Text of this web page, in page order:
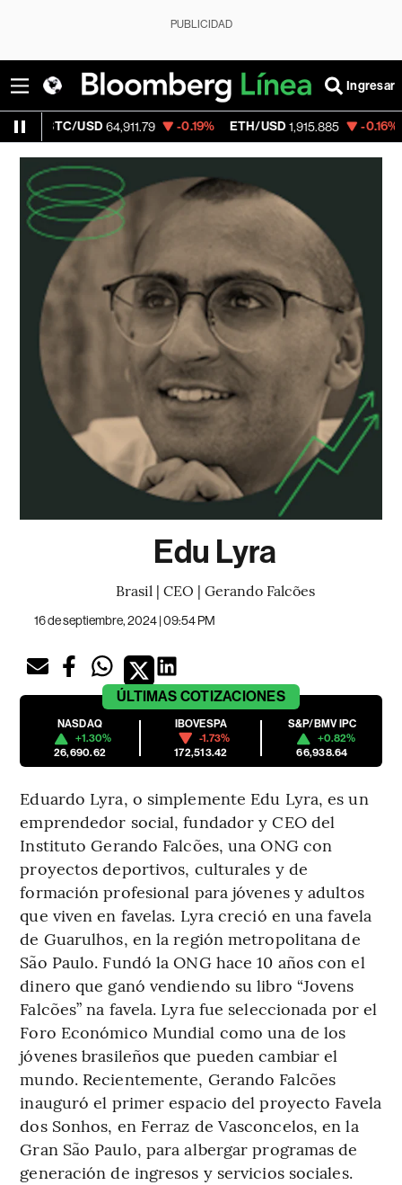
PUBLICIDAD
Ingresar
BTC/USD 64,911.79 -0.19% ETH/USD 1,915.885 -0.16% Visa
Edu Lyra
Brasil | CEO | Gerando Falcões
16 de septiembre, 2024 | 09:54 PM
ÚLTIMAS COTIZACIONES
NASDAQ
+1.30%
26,690.62
IBOVESPA
-1.73%
172,513.42
S&P/BMV IPC
+0.82%
66,938.64
Eduardo Lyra, o simplemente Edu Lyra, es un
emprendedor social, fundador y CEO del
Instituto Gerando Falcões, una ONG con
proyectos deportivos, culturales y de
formación profesional para jóvenes y adultos
que viven en favelas. Lyra creció en una favela
de Guarulhos, en la región metropolitana de
São Paulo. Fundó la ONG hace 10 años con el
dinero que ganó vendiendo su libro “Jovens
Falcões” na favela. Lyra fue seleccionada por el
Foro Económico Mundial como una de los
jóvenes brasileños que pueden cambiar el
mundo. Recientemente, Gerando Falcões
inauguró el primer espacio del proyecto Favela
dos Sonhos, en Ferraz de Vasconcelos, en la
Gran São Paulo, para albergar programas de
generación de ingresos y servicios sociales.